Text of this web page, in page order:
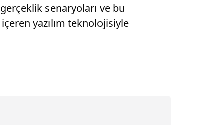
senaryoları ve bu
yazılım teknolojisiyle